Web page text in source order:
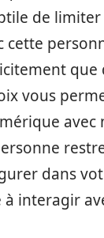
de
cette
que
vous
avec
dans
à interagir